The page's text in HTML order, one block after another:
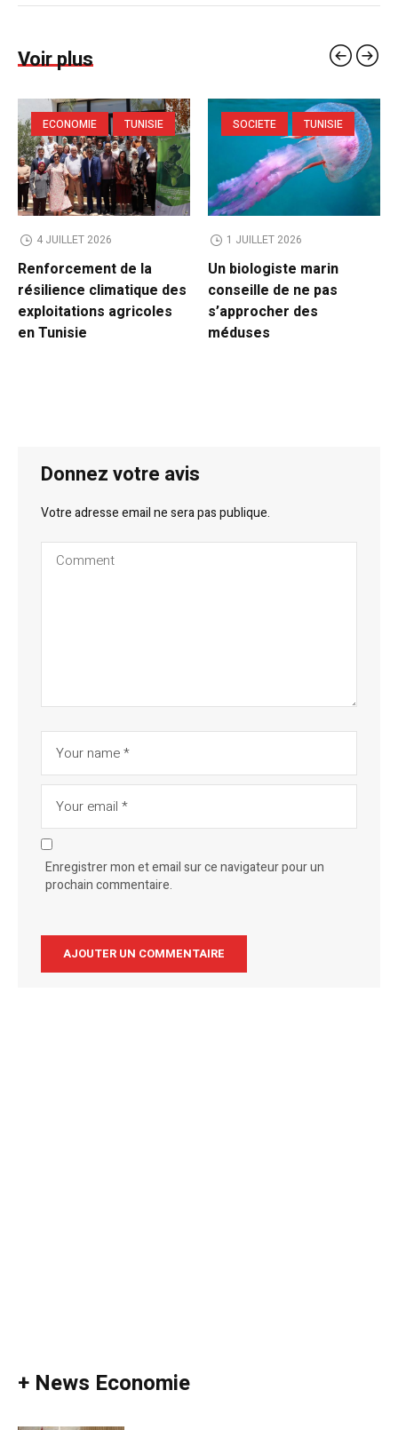
Voir plus
ECONOMIE TUNISIE
4 JUILLET 2026
Renforcement de la
résilience climatique des
exploitations agricoles
en Tunisie
SOCIETE TUNISIE
1 JUILLET 2026
Un biologiste marin
conseille de ne pas
s’approcher des
méduses
Donnez votre avis
Votre adresse email ne sera pas publique.
Enregistrer mon et email sur ce navigateur pour un
prochain commentaire.
+ News Economie